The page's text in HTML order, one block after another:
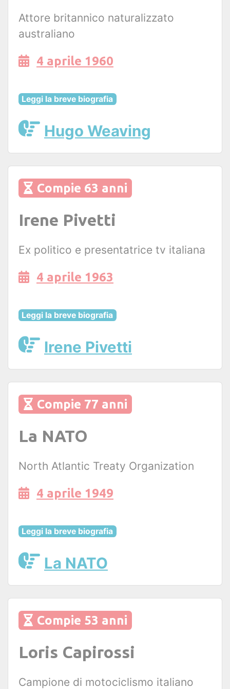
Attore britannico naturalizzato
australiano
4 aprile 1960
Leggi la breve biografia
Hugo Weaving
Compie 63 anni
Irene Pivetti
Ex politico e presentatrice tv italiana
4 aprile 1963
Leggi la breve biografia
Irene Pivetti
Compie 77 anni
La NATO
North Atlantic Treaty Organization
4 aprile 1949
Leggi la breve biografia
La NATO
Compie 53 anni
Loris Capirossi
Campione di motociclismo italiano